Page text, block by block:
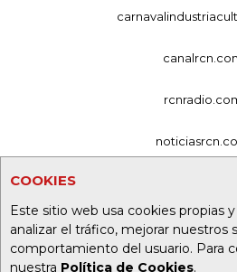
COOKIES
Este sitio web usa cookies propias
analizar el tráfico, mejorar nuestros
comportamiento del usuario. Para
nuestra Política de Cookies.